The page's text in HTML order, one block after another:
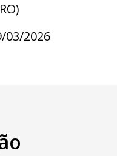
03/2026